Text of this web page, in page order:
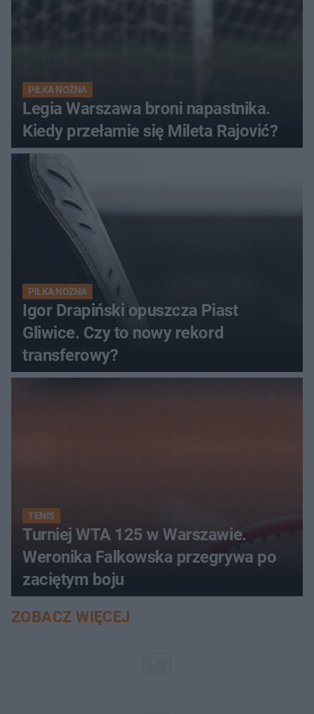
PIŁKA NOŻNA
Legia Warszawa broni napastnika.
Kiedy przełamie się Mileta Rajović?
PIŁKA NOŻNA
Igor Drapiński opuszcza Piast
Gliwice. Czy to nowy rekord
transferowy?
TENIS
Turniej WTA 125 w Warszawie.
Weronika Falkowska przegrywa po
zaciętym boju
ZOBACZ WIĘCEJ